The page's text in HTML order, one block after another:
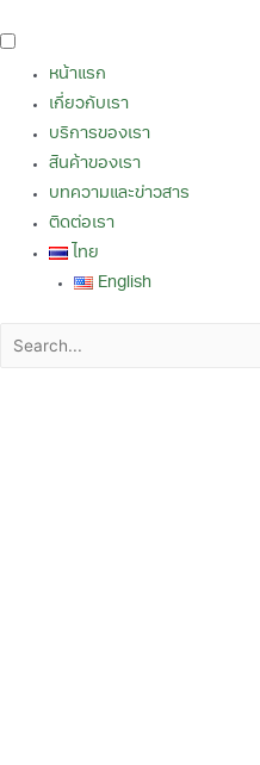
หน้าแรก
เกี่ยวกับเรา
บริการของเรา
สินค้าของเรา
บทความและข่าวสาร
ติดต่อเรา
ไทย
English